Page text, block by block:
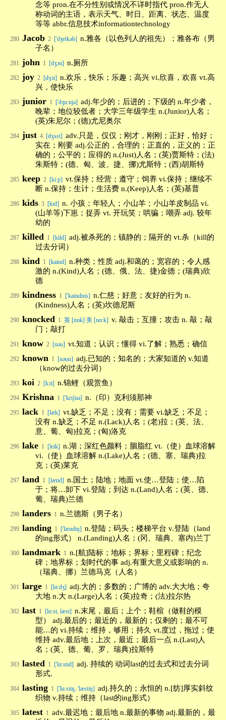
念等 pron.在不分性别或情况不详时指代 pron.作无人
称动词的主语，表示天气、时日、距离、状态、温度
等等 abbr.信息技术informationtechnology
280 Jacob 2 ['dʒeikəb] n.雅各（以色列人的祖先）；雅各布（男
子名）
281 john 1 [dʒɔn] n.厕所
282 joy 2 [dʒɔi] n.欢乐，快乐；乐趣；高兴 vi.欣喜，欢喜 vt.高
兴，使快乐
283 junior 1 ['dʒu:njə] adj.年少的；后进的；下级的 n.年少者，
晚辈；地位较低者；大学三年级学生 n.(Junior)人名；
(英)朱尼尔；(德)尤尼奥尔
284 just 4 [dʒʌst] adv.只是，仅仅；刚才，刚刚；正好，恰好；
实在；刚要 adj.公正的，合理的；正直的，正义的；正
确的；公平的；应得的 n.(Just)人名；(英)贾斯特；(法)
朱斯特；(德、匈、波、捷、挪)尤斯特；(西)胡斯特
285 keep 2 [ki:p] vt.保持；经营；遵守；饲养 vi.保持；继续不
断 n.保持；生计；生活费 n.(Keep)人名；(英)基普
286 kids 3 [kɪd] n. 小孩；年轻人；小山羊；小山羊皮制品 vi.
(山羊等)下崽；捉弄 vt. 开玩笑；哄骗；嘲弄 adj. 较年
幼的
287 killed 1 [kild] adj.被杀死的；镇静的；隔开的 vt.杀（kill的
过去分词）
288 kind 1 [kaind] n.种类；性质 adj.和蔼的；宽容的；令人感
激的 n.(Kind)人名；(德、俄、法、捷)金德；(瑞典)欣
德
289 kindness 1 ['kaindnis] n.仁慈；好意；友好的行为 n.
(Kindness)人名；(英)坎德尼斯
290 knocked 1 英 [nɒk] 美 [nɑːk] v. 敲击；互撞；攻击 n. 敲；敲
门；敲打
291 know 2 [nəu] vt.知道；认识；懂得 vi.了解；熟悉；确信
292 known 1 [nəun] adj.已知的；知名的；大家知道的 v.知道
（know的过去分词）
293 koi 2 [kɔi] n.锦鲤（观赏鱼）
294 Krishna 1 ['kriʃnə] n.（印）克利须那神
295 lack 1 [læk] vt.缺乏；不足；没有；需要 vi.缺乏；不足；
没有 n.缺乏；不足 n.(Lack)人名；(老)拉；(英、法、
意、葡、匈)拉克；(匈)洛克
296 lake 1 [leik] n.湖；深红色颜料；胭脂红 vt.（使）血球溶解
vi.（使）血球溶解 n.(Lake)人名；(德、塞、瑞典)拉
克；(英)莱克
297 land 1 [lænd] n.国土；陆地；地面 vt.使…登陆；使…陷
于；将…卸下 vi.登陆；到达 n.(Land)人名；(英、德、
葡、瑞典)兰德
298 landers 1 n.兰德斯（男子名）
299 landing 1 ['lændiŋ] n.登陆；码头；楼梯平台 v.登陆（land
的ing形式） n.(Landing)人名；(冈、瑞典、塞内)兰丁
300 landmark 1 n.[航]陆标；地标；界标；里程碑；纪念
碑；地界标；划时代的事 adj.有重大意义或影响的 n.
（瑞典、挪）兰德马克（人名）
301 large 1 [lɑ:dʒ] adj.大的；多数的；广博的 adv.大大地；夸
大地 n.大 n.(Large)人名；(英)拉奇；(法)拉尔热
302 last 1 [lɑ:st, læst] n.末尾，最后；上个；鞋楦（做鞋的模
型） adj.最后的；最近的，最新的；仅剩的；最不可
能…的 vi.持续；维持，够用；持久 vt.度过，拖过；使
维持 adv.最后地；上次，最近；最后一点 n.(Last)人
名；(英、德、葡、罗、瑞典)拉斯特
303 lasted 1 ['lɑːstɪd] adj. 持续的 动词last的过去式和过去分词
形式.
304 lasting 1 ['lɑ:stiŋ, 'læstiŋ] adj.持久的；永恒的 n.[纺]厚实斜纹
织物 v.持续；维持（last的ing形式）
305 latest 1 adv.最迟地；最后地 n.最新的事物 adj.最新的，最